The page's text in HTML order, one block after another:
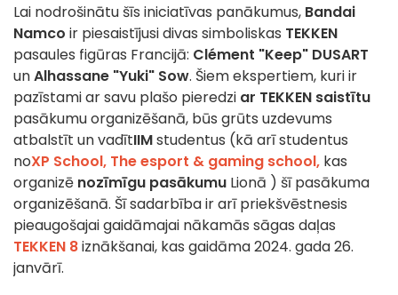
Lai nodrošinātu šīs iniciatīvas panākumus, Bandai
Namco ir piesaistījusi divas simboliskas TEKKEN
pasaules figūras Francijā: Clément "Keep" DUSART
unAlhassane "Yuki" Sow. Šiem ekspertiem, kuri ir
pazīstami ar savu plašo pieredzi ar TEKKEN saistītu
pasākumu organizēšanā, būs grūts uzdevums
atbalstīt un vadītIIMstudentus (kā arī studentus
noXP School, The esport & gaming school, kas
organizē nozīmīgu pasākumu Lionā ) šī pasākuma
organizēšanā. Šī sadarbība ir arī priekšvēstnesis
pieaugošajai gaidāmajai nākamās sāgas daļas
TEKKEN 8iznākšanai, kas gaidāma 2024. gada 26.
janvārī.